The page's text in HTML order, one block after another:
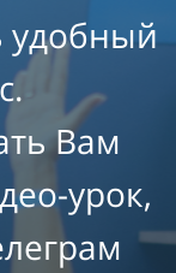
удобный
Вам
урок,